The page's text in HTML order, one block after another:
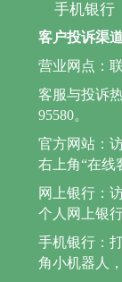
手机银行
客户投诉渠
营业网点：
客服与投诉
95580。
官方网站：
右上角“在线
网上银行：
个人网上银
手机银行：
角小机器人